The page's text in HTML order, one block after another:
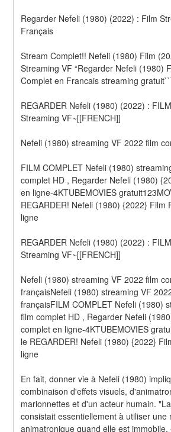
Regarder Nefeli (1980) (2022) : Film
Français
Stream Complet!! Nefeli (1980) Film
Streaming VF “Regarder Nefeli (1980)
Complet en Francais streaming
REGARDER Nefeli (1980) (2022) :
Streaming VF~[[FRENCH]]
Nefeli (1980) streaming VF 2022 film
FILM COMPLET Nefeli (1980)
complet HD , Regarder Nefeli (1980)
en ligne-4KTUBEMOVIES
REGARDER! Nefeli (1980) {2022} Film
ligne
REGARDER Nefeli (1980) (2022) :
Streaming VF~[[FRENCH]]
Nefeli (1980) streaming VF 2022 film
françaisNefeli (1980) streaming VF
françaisFILM COMPLET Nefeli (1980)
film complet HD , Regarder Nefeli
complet en ligne-4KTUBEMOVIES
le REGARDER! Nefeli (1980) {2022}
ligne
En fait, donner vie à Nefeli (1980)
combinaison d'effets visuels,
marionnettes et d'un acteur humain.
consistait essentiellement à utiliser une
animatronique quand elle est